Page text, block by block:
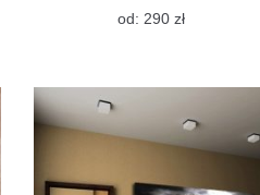
od: 290 złTen
wiele
wybrać